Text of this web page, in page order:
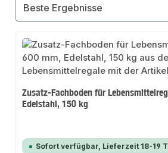
Zusatz-Fachboden für
Edelstahl, 150 kg
Sofort verfügbar, Lieferzeit 18-19